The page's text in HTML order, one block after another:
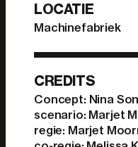
LOCATIE
Machinefabriek
CREDITS
Concept: Nina
scenario: Marjet
regie: Marjet